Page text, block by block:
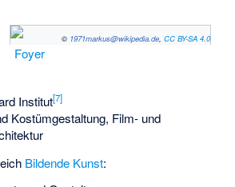
© 1971markus@wikipedia.de, CC BY-SA 4.0
Foyer
Institut[7]
Kostümgestaltung, Film- und
Bildende Kunst: